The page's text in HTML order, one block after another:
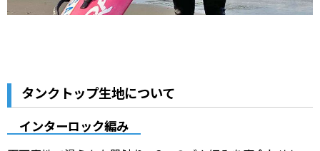
タンクトップ生地について
インターロック編み